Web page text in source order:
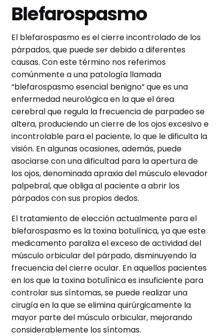
Blefarospasmo
El blefarospasmo es el cierre incontrolado de los
párpados, que puede ser debido a diferentes
causas. Con este término nos referimos
comúnmente a una patología llamada
“blefarospasmo esencial benigno” que es una
enfermedad neurológica en la que el área
cerebral que regula la frecuencia de parpadeo se
altera, produciendo un cierre de los ojos excesivo e
incontrolable para el paciente, lo que le dificulta la
visión. En algunas ocasiones, además, puede
asociarse con una dificultad para la apertura de
los ojos, denominada apraxia del músculo elevador
palpebral, que obliga al paciente a abrir los
párpados con sus propios dedos.
El tratamiento de elección actualmente para el
blefarospasmo es la toxina botulínica, ya que este
medicamento paraliza el exceso de actividad del
músculo orbicular del párpado, disminuyendo la
frecuencia del cierre ocular. En aquellos pacientes
en los que la toxina botulínica es insuficiente para
controlar sus síntomas, se puede realizar una
cirugía en la que se elimina quirúrgicamente la
mayor parte del músculo orbicular, mejorando
considerablemente los síntomas.